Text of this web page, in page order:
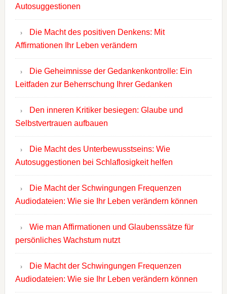
Autosuggestionen
Die Macht des positiven Denkens: Mit
Affirmationen Ihr Leben verändern
Die Geheimnisse der Gedankenkontrolle: Ein
Leitfaden zur Beherrschung Ihrer Gedanken
Den inneren Kritiker besiegen: Glaube und
Selbstvertrauen aufbauen
Die Macht des Unterbewusstseins: Wie
Autosuggestionen bei Schlaflosigkeit helfen
Die Macht der Schwingungen Frequenzen
Audiodateien: Wie sie Ihr Leben verändern können
Wie man Affirmationen und Glaubenssätze für
persönliches Wachstum nutzt
Die Macht der Schwingungen Frequenzen
Audiodateien: Wie sie Ihr Leben verändern können